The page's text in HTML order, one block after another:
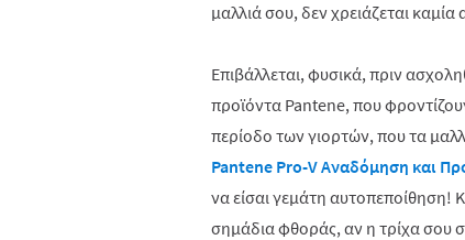
μαλλιά σου, δεν χρειάζεται καμία
Επιβάλλεται, φυσικά, πριν
προϊόντα Pantene, που
περίοδο των γιορτών, που τα
Pantene Pro-V Αναδόμηση και
να είσαι γεμάτη αυτοπεποίθηση!
σημάδια φθοράς, αν η τρίχα σου